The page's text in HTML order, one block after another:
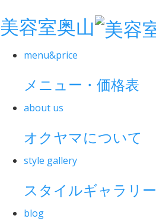
美容室奥山
menu&price
メニュー・価格表
about us
オクヤマについて
style gallery
スタイルギャラリー
blog